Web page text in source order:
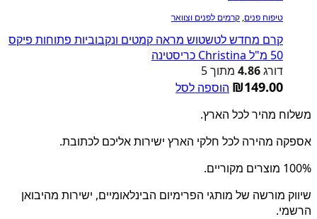
טיפוח פנים, קרמים לפנים וצוואר
קרם מחדש לטשטוש מראה קמטים ונקבוביות פתוחות פיקס
50 מ"ל Christina כריסטינה
דורג4.86 מתוך 5
₪149.00
הוספה לסל
משלוח מהיר לכל הארץ.
אספקה מהירה לכל חלקי הארץ ישירות אליכם לכתובת.
100% מוצרים מקוריים.
שיווק מורשה של מותגי הפרימיום הבינלאומיים, ישירות מהיבואן
הרשמי.